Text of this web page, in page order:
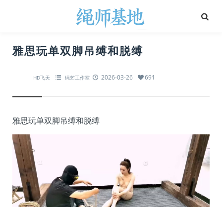
雅思玩单双脚吊缚和脱缚
HD飞天 绳艺工作室 2026-03-26 691
雅思玩单双脚吊缚和脱缚